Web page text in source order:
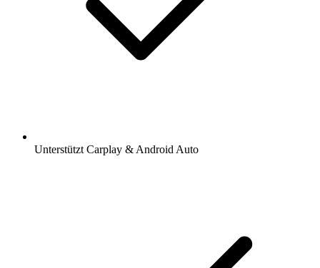
Unterstützt Carplay & Android Auto